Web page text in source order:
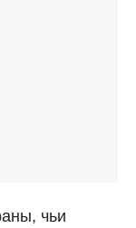
чьи